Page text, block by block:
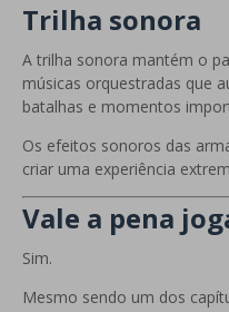
Trilha sonora
A trilha sonora mantém o
músicas orquestradas que
batalhas e momentos
Os efeitos sonoros das
criar uma experiência
Vale a pena
Sim.
Mesmo sendo um dos